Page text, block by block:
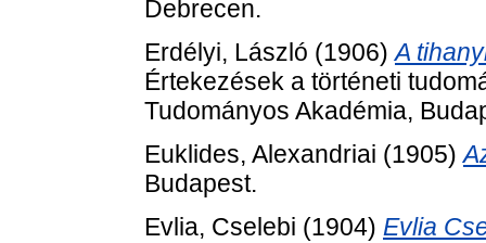
Debrecen.
Erdélyi, László (1906)A
Értekezések a történeti
Tudományos Akadémia,
Euklides, Alexandriai (1905)
Budapest.
Evlia, Cselebi (1904) Evlia